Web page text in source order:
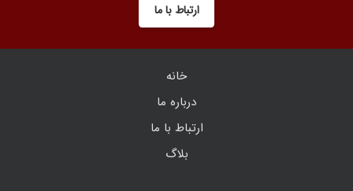
ارتباط با ما
خانه
درباره ما
ارتباط با ما
بلاگ